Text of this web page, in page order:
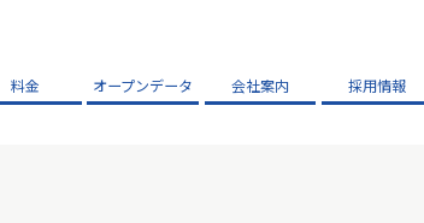
料金 オープンデータ 会社案内 採用情報